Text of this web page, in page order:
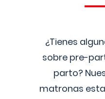
¿Tienes
sobre pre-
parto?
matronas